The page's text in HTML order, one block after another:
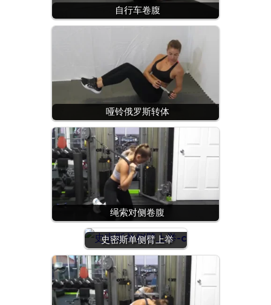
自行车卷腹
哑铃俄罗斯转体
绳索对侧卷腹
史密斯单侧臂上举